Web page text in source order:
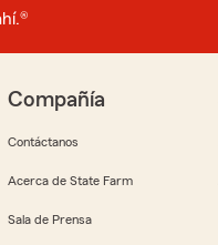
Compañía
Contáctanos
Acerca de State Farm
Sala de Prensa